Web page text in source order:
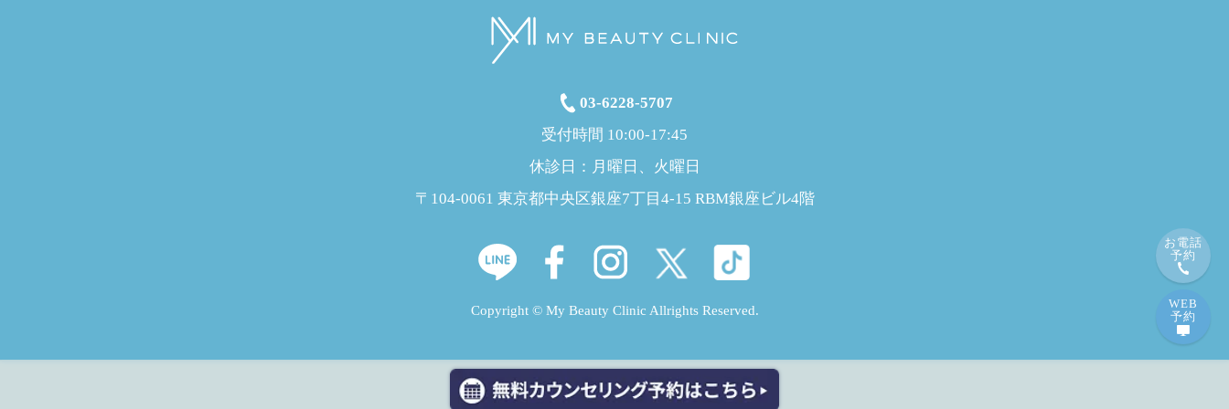
お電話
予約
WEB
予約
03-6228-5707
受付時間 10:00-17:45
休診日：月曜日、火曜日
〒104-0061 東京都中央区銀座7丁目4-15 RBM銀座ビル4階
Copyright © My Beauty Clinic Allrights Reserved.